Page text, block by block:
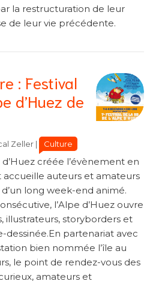
la restructuration de leur
de leur vie précédente.
: Festival
d’Huez de
Zeller Catégories
Catégories
Culture
créée l’évènement en
accueille auteurs et amateurs
long week-end animé.
l’Alpe d’Huez ouvre
illustrateurs, storyborders et
dessinée.En partenariat avec
bien nommée l’île au
le point de rendez-vous des
amateurs et